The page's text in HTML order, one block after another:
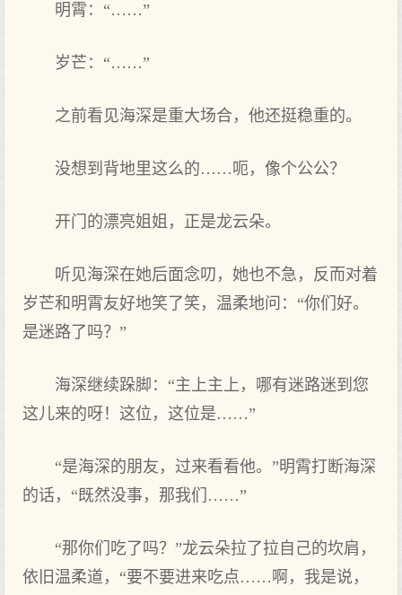
明霄：“……”
岁芒：“……”
之前看见海深是重大场合，他还挺稳重的。
没想到背地里这么的……呃，像个公公？
开门的漂亮姐姐，正是龙云朵。
听见海深在她后面念叨，她也不急，反而对着
岁芒和明霄友好地笑了笑，温柔地问：“你们好。
是迷路了吗？”
海深继续跺脚：“主上主上，哪有迷路迷到您
这儿来的呀！这位，这位是……”
“是海深的朋友，过来看看他。”明霄打断海深
的话，“既然没事，那我们……”
“那你们吃了吗？”龙云朵拉了拉自己的坎肩，
依旧温柔道，“要不要进来吃点……啊，我是说，